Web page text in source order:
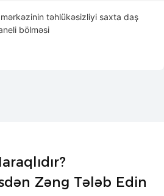
təhlükəsizliyi saxta daş
bölməsi
Zəng Tələb Edin